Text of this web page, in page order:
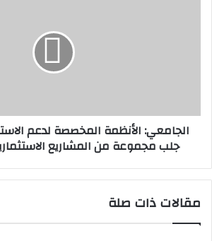
مجموعة
المشاريع
الجامعي: الأنظمة المخصصة لدعم
جلب مجموعة من المشاريع
مقالات ذات صلة